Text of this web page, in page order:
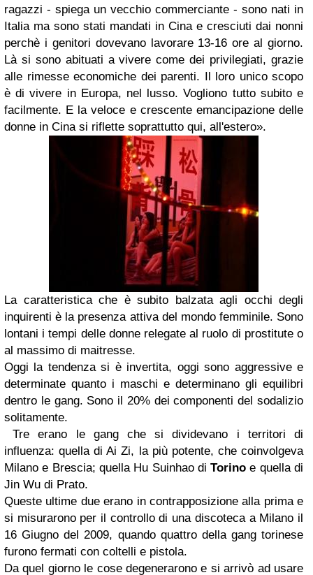
ragazzi - spiega un vecchio commerciante - sono nati in
Italia ma sono stati mandati in Cina e cresciuti dai nonni
perchè i genitori dovevano lavorare 13-16 ore al giorno.
Là si sono abituati a vivere come dei privilegiati, grazie
alle rimesse economiche dei parenti. Il loro unico scopo
è di vivere in Europa, nel lusso. Vogliono tutto subito e
facilmente. E la veloce e crescente emancipazione delle
donne in Cina si riflette soprattutto qui, all'estero».
La caratteristica che è subito balzata agli occhi degli
inquirenti è la presenza attiva del mondo femminile. Sono
lontani i tempi delle donne relegate al ruolo di prostitute o
al massimo di maitresse.
Oggi la tendenza si è invertita, oggi sono aggressive e
determinate quanto i maschi e determinano gli equilibri
dentro le gang. Sono il 20% dei componenti del sodalizio
solitamente.
Tre erano le gang che si dividevano i territori di
influenza: quella di Ai Zi, la più potente, che coinvolgeva
Milano e Brescia; quella Hu Suinhao diTorino e quella di
Jin Wu di Prato.
Queste ultime due erano in contrapposizione alla prima e
si misurarono per il controllo di una discoteca a Milano il
16 Giugno del 2009, quando quattro della gang torinese
furono fermati con coltelli e pistola.
Da quel giorno le cose degenerarono e si arrivò ad usare